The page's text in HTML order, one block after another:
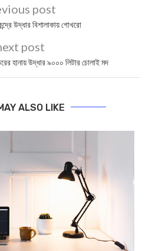
post
উদ্ধার বিশালাকায় গোখরো
post
হানায় উদ্ধার ৯০০০ লিটার চোলাই মদ
ALSO LIKE